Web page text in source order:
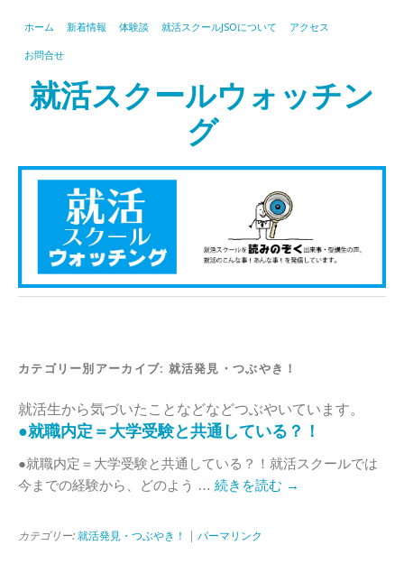
ホーム 新着情報 体験談 就活スクールJSOについて アクセス
お問合せ
就活スクールウォッチン
グ
カテゴリー別アーカイブ: 就活発見・つぶやき！
就活生から気づいたことなどなどつぶやいています。
●就職内定＝大学受験と共通している？！
●就職内定＝大学受験と共通している？！就活スクールでは
今までの経験から、どのよう … 続きを読む →
カテゴリー: 就活発見・つぶやき！ パーマリンク